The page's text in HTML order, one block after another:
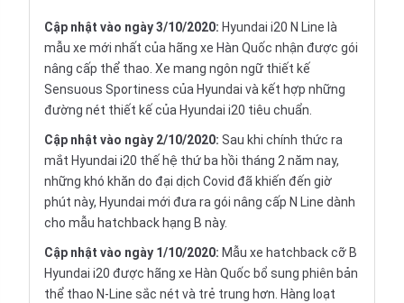
Cập nhật vào ngày 3/10/2020: Hyundai i20 N Line là
mẫu xe mới nhất của hãng xe Hàn Quốc nhận được gói
nâng cấp thể thao. Xe mang ngôn ngữ thiết kế
Sensuous Sportiness của Hyundai và kết hợp những
đường nét thiết kế của Hyundai i20 tiêu chuẩn.
Cập nhật vào ngày 2/10/2020: Sau khi chính thức ra
mắt Hyundai i20 thế hệ thứ ba hồi tháng 2 năm nay,
những khó khăn do đại dịch Covid đã khiến đến giờ
phút này, Hyundai mới đưa ra gói nâng cấp N Line dành
cho mẫu hatchback hạng B này.
Cập nhật vào ngày 1/10/2020: Mẫu xe hatchback cỡ B
Hyundai i20 được hãng xe Hàn Quốc bổ sung phiên bản
thể thao N-Line sắc nét và trẻ trung hơn. Hàng loạt